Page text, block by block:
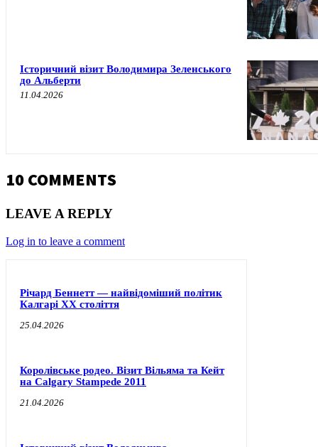
Історичний візит Володимира Зеленського
до Альберти
11.04.2026
10 COMMENTS
LEAVE A REPLY
Log in to leave a comment
Річард Беннетт — найвідоміший політик
Калгарі XX століття
25.04.2026
Королівське родео. Візит Вільяма та Кейт
на Calgary Stampede 2011
21.04.2026